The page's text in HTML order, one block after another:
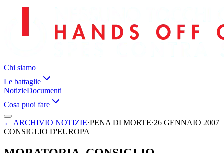
Chi siamo
Le battaglie
NotizieDocumenti
Cosa puoi fare
← ARCHIVIO NOTIZIE·PENA DI MORTE·26 GENNAIO 2007
CONSIGLIO D'EUROPA